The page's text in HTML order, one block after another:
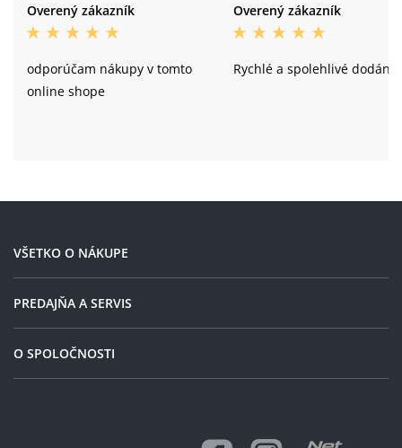
Overený zákazník
odporúčam nákupy v tomto
online shope
Overený zákazník
Rychlé a spolehlivé dodání
VŠETKO O NÁKUPE
PREDAJŇA A SERVIS
O SPOLOČNOSTI